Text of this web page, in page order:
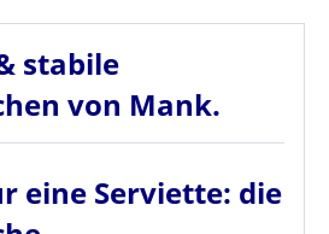
stabile
von Mank.
eine Serviette: die